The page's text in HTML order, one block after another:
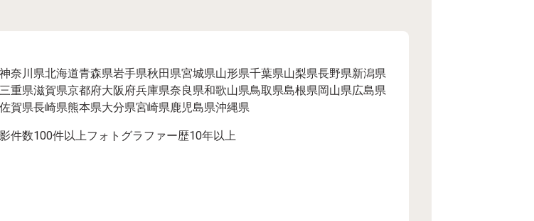
神奈川県北海道青森県岩手県秋田県宮城県山形県千葉県山梨県長野県新潟県
三重県滋賀県京都府大阪府兵庫県奈良県和歌山県鳥取県島根県岡山県広島県
佐賀県長崎県熊本県大分県宮崎県鹿児島県沖縄県
件数100件以上フォトグラファー歴10年以上